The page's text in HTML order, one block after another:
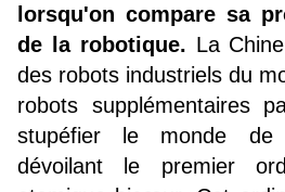
lorsqu'on compare sa
de la robotique. La
des robots industriels du
robots supplémentaires
stupéfier le monde de
dévoilant le premier